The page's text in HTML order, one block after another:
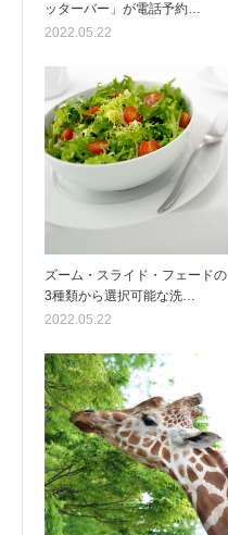
ッターバー」が電話予約…
2022.05.22
ズーム・スライド・フェードの
3種類から選択可能な洗…
2022.05.22